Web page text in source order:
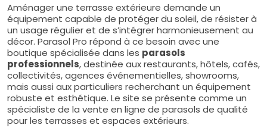
Aménager une terrasse extérieure demande un
équipement capable de protéger du soleil, de résister à
un usage régulier et de s’intégrer harmonieusement au
décor. Parasol Pro répond à ce besoin avec une
boutique spécialisée dans les parasols
professionnels, destinée aux restaurants, hôtels, cafés,
collectivités, agences événementielles, showrooms,
mais aussi aux particuliers recherchant un équipement
robuste et esthétique. Le site se présente comme un
spécialiste de la vente en ligne de parasols de qualité
pour les terrasses et espaces extérieurs.